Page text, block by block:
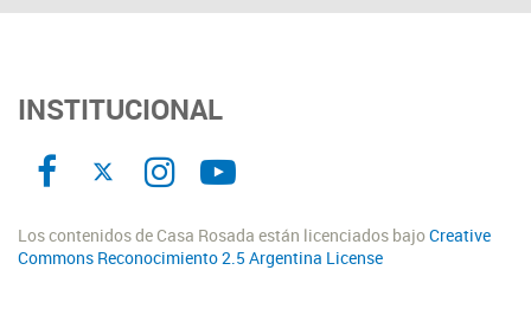
INSTITUCIONAL
Los contenidos de Casa Rosada están licenciados bajoCreative
Commons Reconocimiento 2.5 Argentina License